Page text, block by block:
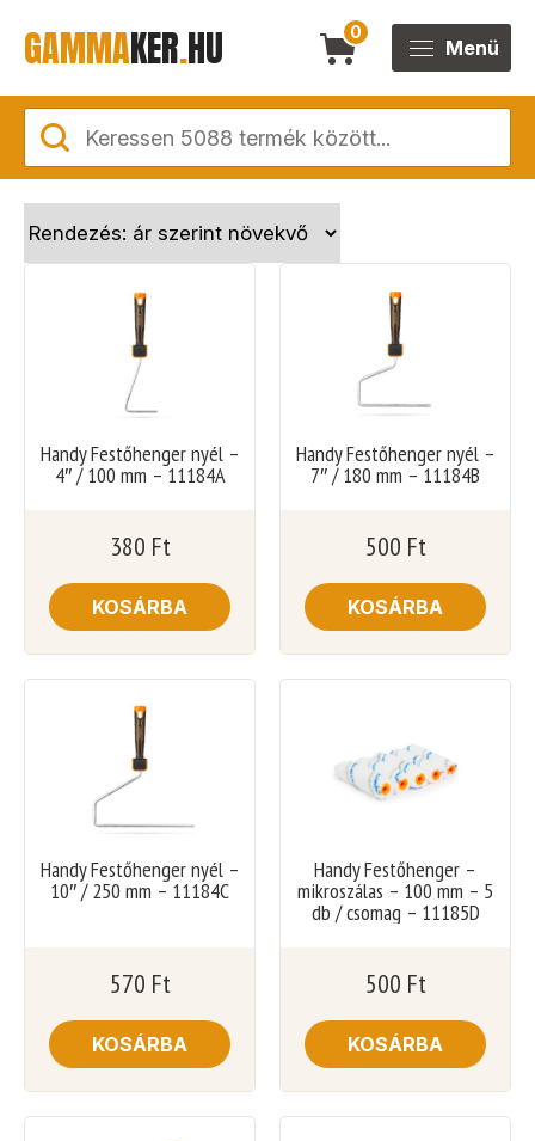
GAMMAKER.HU 0
Menü
Handy Festőhenger nyél –
4″ / 100 mm – 11184A
380 Ft
KOSÁRBA
Handy Festőhenger nyél –
7″ / 180 mm – 11184B
500 Ft
KOSÁRBA
Handy Festőhenger nyél –
10″ / 250 mm – 11184C
570 Ft
KOSÁRBA
Handy Festőhenger –
mikroszálas – 100 mm – 5
db / csomag – 11185D
500 Ft
KOSÁRBA